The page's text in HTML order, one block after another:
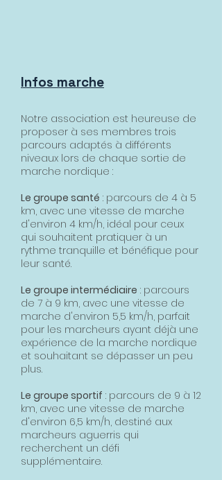
Notre association est heureuse de
proposer à ses membres trois
parcours adaptés à différents
niveaux lors de chaque sortie de
marche nordique :
Le groupe santé : parcours de 4 à 5
km, avec une vitesse de marche
d'environ 4 km/h, idéal pour ceux
qui souhaitent pratiquer à un
rythme tranquille et bénéfique pour
leur santé.
Le groupe intermédiaire : parcours
de 7 à 9 km, avec une vitesse de
marche d'environ 5,5 km/h, parfait
pour les marcheurs ayant déjà une
expérience de la marche nordique
et souhaitant se dépasser un peu
plus.
Le groupe sportif : parcours de 9 à 12
km, avec une vitesse de marche
d'environ 6,5 km/h, destiné aux
marcheurs aguerris qui
recherchent un défi
supplémentaire.
Infos marche